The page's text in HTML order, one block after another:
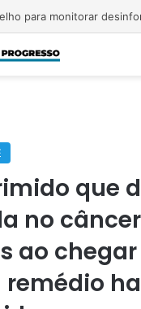
que
no
ao